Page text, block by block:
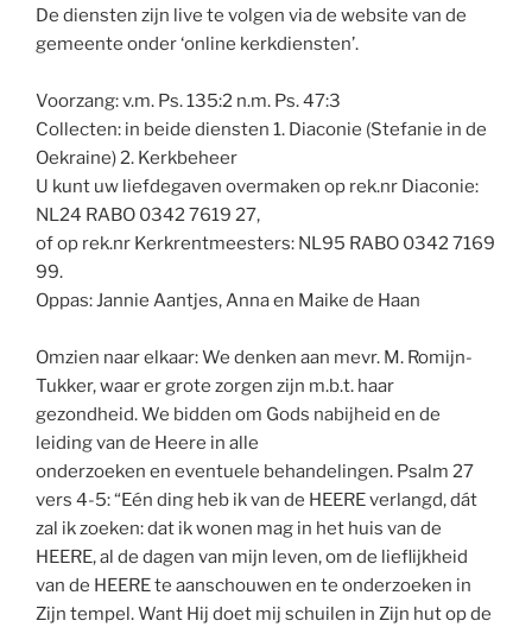
De diensten zijn live te volgen via de website van de
gemeente onder ‘online kerkdiensten’.
Voorzang: v.m. Ps. 135:2 n.m. Ps. 47:3
Collecten: in beide diensten 1. Diaconie (Stefanie in de
Oekraine) 2. Kerkbeheer
U kunt uw liefdegaven overmaken op rek.nr Diaconie:
NL24 RABO 0342 7619 27,
of op rek.nr Kerkrentmeesters: NL95 RABO 0342 7169
99.
Oppas: Jannie Aantjes, Anna en Maike de Haan
Omzien naar elkaar: We denken aan mevr. M. Romijn-
Tukker, waar er grote zorgen zijn m.b.t. haar
gezondheid. We bidden om Gods nabijheid en de
leiding van de Heere in alle
onderzoeken en eventuele behandelingen. Psalm 27
vers 4-5: “Eén ding heb ik van de HEERE verlangd, dát
zal ik zoeken: dat ik wonen mag in het huis van de
HEERE, al de dagen van mijn leven, om de lieflijkheid
van de HEERE te aanschouwen en te onderzoeken in
Zijn tempel. Want Hij doet mij schuilen in Zijn hut op de